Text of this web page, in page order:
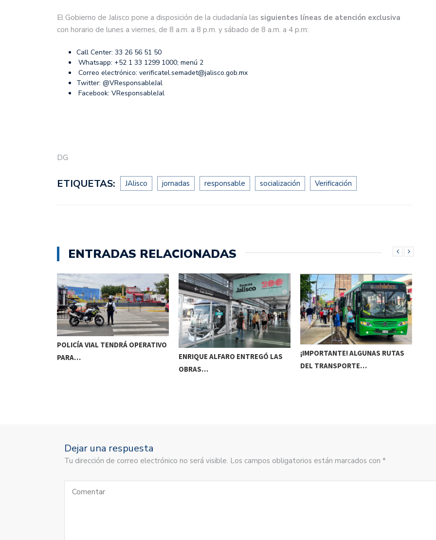
El Gobierno de Jalisco pone a disposición de la ciudadanía las siguientes líneas de atención exclusiva
con horario de lunes a viernes, de 8 a.m. a 8 p.m. y sábado de 8 a.m. a 4 p.m:
Call Center: 33 26 56 51 50
Whatsapp: +52 1 33 1299 1000; menú 2
Correo electrónico: verificatel.semadet@jalisco.gob.mx
Twitter: @VResponsableJal
Facebook: VResponsableJal
DG
ETIQUETAS: JAlisco jornadas responsable socialización Verificación
ENTRADAS RELACIONADAS
POLICÍA VIAL TENDRÁ OPERATIVO
PARA…
ENRIQUE ALFARO ENTREGÓ LAS
OBRAS…
¡IMPORTANTE! ALGUNAS RUTAS
DEL TRANSPORTE…
Dejar una respuesta
Tu dirección de correo electrónico no será visible. Los campos obligatorios están marcados con *